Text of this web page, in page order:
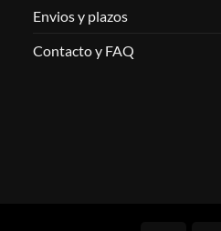
Envios y plazos
Contacto y FAQ